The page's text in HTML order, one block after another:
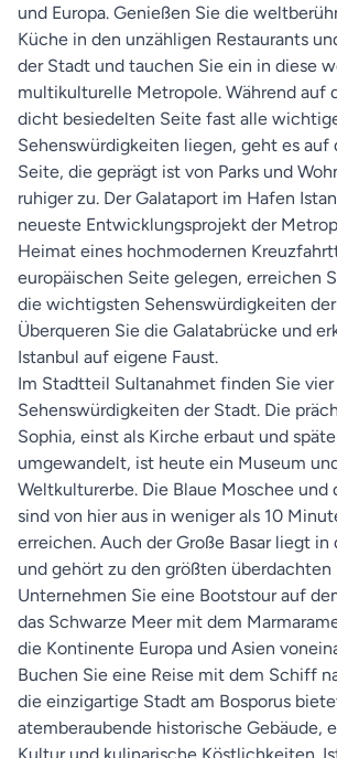
und Europa. Genießen Sie die
Küche in den unzähligen Restaurants
der Stadt und tauchen Sie ein in diese
multikulturelle Metropole. Während auf
dicht besiedelten Seite fast alle
Sehenswürdigkeiten liegen, geht es auf
Seite, die geprägt ist von Parks und
ruhiger zu. Der Galataport im Hafen
neueste Entwicklungsprojekt der
Heimat eines hochmodernen
europäischen Seite gelegen, erreichen
die wichtigsten Sehenswürdigkeiten
Überqueren Sie die Galatabrücke und
Istanbul auf eigene Faust.
Im Stadtteil Sultanahmet finden Sie
Sehenswürdigkeiten der Stadt. Die
Sophia, einst als Kirche erbaut und
umgewandelt, ist heute ein Museum
Weltkulturerbe. Die Blaue Moschee und
sind von hier aus in weniger als 10
erreichen. Auch der Große Basar liegt in
und gehört zu den größten überdachten
Unternehmen Sie eine Bootstour auf
das Schwarze Meer mit dem
die Kontinente Europa und Asien
Buchen Sie eine Reise mit dem Schiff
die einzigartige Stadt am Bosporus
atemberaubende historische Gebäude,